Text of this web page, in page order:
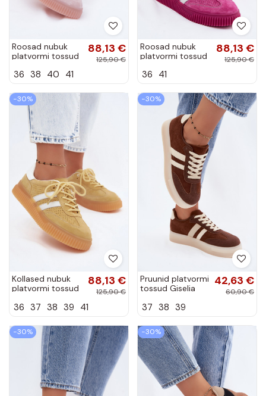
Roosad nubuk
platvormi tossud
88,13 €
125,90 €
36 38 40 41
Roosad nubuk
platvormi tossud
88,13 €
125,90 €
36 41
−30%
Kollased nubuk
platvormi tossud
88,13 €
125,90 €
36 37 38 39 41
−30%
Pruunid platvormi
tossud Giselia
42,63 €
60,90 €
37 38 39
−30% −30%